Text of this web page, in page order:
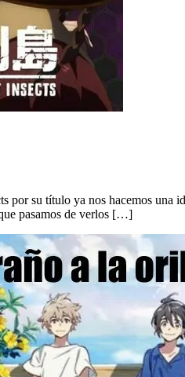
su título ya nos hacemos una
pasamos de verlos […]